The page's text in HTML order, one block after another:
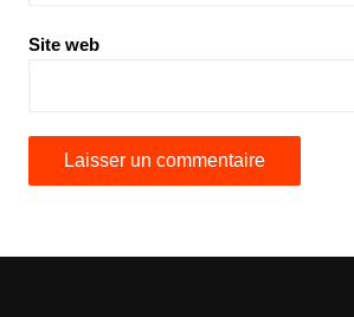
Site web